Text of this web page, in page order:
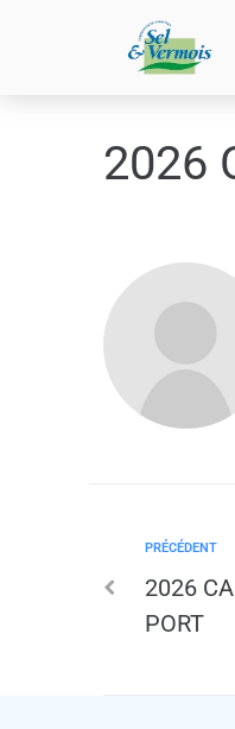
2026
PRÉCÉDENT
2026
PORT